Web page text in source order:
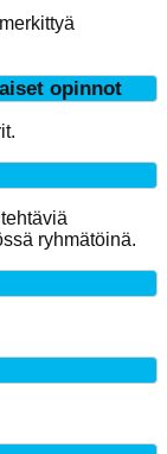
opinnot
ryhmätöinä.